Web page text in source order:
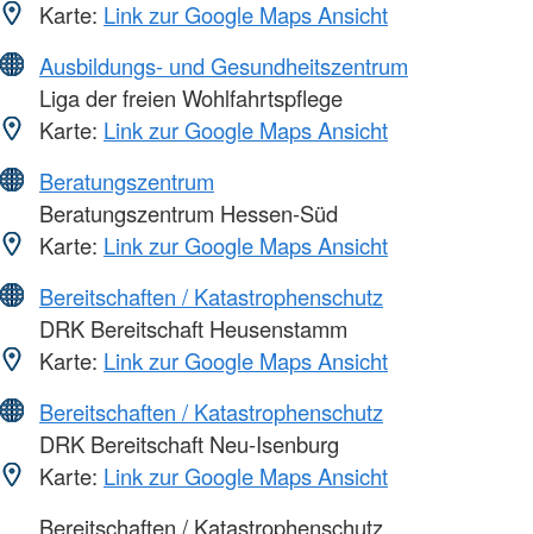
Karte: Link zur Google Maps Ansicht
Ausbildungs- und Gesundheitszentrum
Liga der freien Wohlfahrtspflege
Karte: Link zur Google Maps Ansicht
Beratungszentrum
Beratungszentrum Hessen-Süd
Karte: Link zur Google Maps Ansicht
Bereitschaften / Katastrophenschutz
DRK Bereitschaft Heusenstamm
Karte: Link zur Google Maps Ansicht
Bereitschaften / Katastrophenschutz
DRK Bereitschaft Neu-Isenburg
Karte: Link zur Google Maps Ansicht
Bereitschaften / Katastrophenschutz